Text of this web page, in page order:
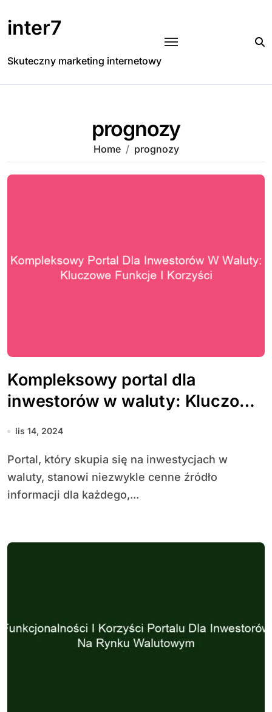
to
content
inter7
Skuteczny marketing internetowy
prognozy
Home prognozy
Kompleksowy portal dla
inwestorów w waluty: Kluczowe
funkcje i korzyści
lis 14, 2024
Portal, który skupia się na inwestycjach w
waluty, stanowi niezwykle cenne źródło
informacji dla każdego,...